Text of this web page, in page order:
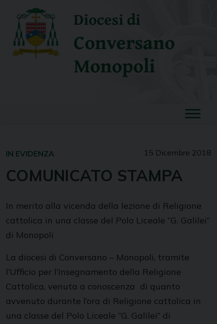
content
Diocesi di
Conversano
Monopoli
15 Dicembre 2018
IN EVIDENZA
COMUNICATO STAMPA
In merito alla vicenda della lezione di Religione
cattolica in una classe del Polo Liceale “G. Galilei”
di Monopoli
La diocesi di Conversano – Monopoli, tramite
l’Ufficio per l’Insegnamento della Religione
Cattolica, venuta a conoscenza di quanto
avvenuto durante l’ora di Religione cattolica in
una classe del Polo Liceale “G. Galilei” di